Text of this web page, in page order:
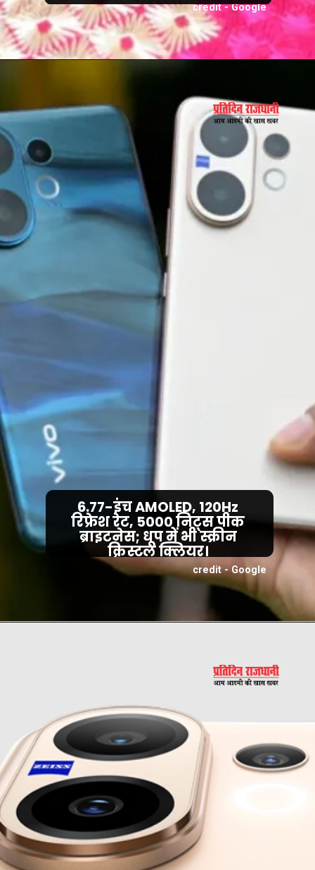
credit - Google
credit - Google
6.77-इंच AMOLED, 120Hz
रिफ्रेश रेट, 5000 निट्स पीक
ब्राइटनेस; धूप में भी स्क्रीन
क्रिस्टल क्लियर।